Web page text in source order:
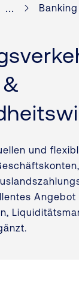
... Banking
und
Angebot